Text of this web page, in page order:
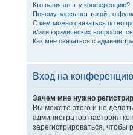
Кто написал эту конференцию?
Почему здесь нет такой-то
С кем можно связаться по
и/или юридических вопросов,
Как мне связаться с
Вход на
Зачем мне нужно
Вы можете этого и не
администратор настроил
зарегистрироваться,